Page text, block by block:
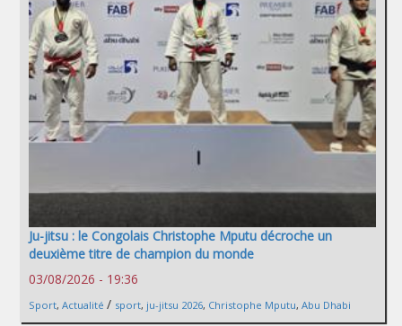
Ju-jitsu : le Congolais Christophe Mputu décroche un
deuxième titre de champion du monde
03/08/2026 - 19:36
Sport, Actualité / sport, ju-jitsu 2026, Christophe Mputu, Abu Dhabi